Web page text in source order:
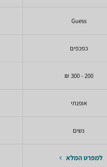
Guess
כפכפים
200 - 300 ₪
אופנתי
נשים
למפרט המלא